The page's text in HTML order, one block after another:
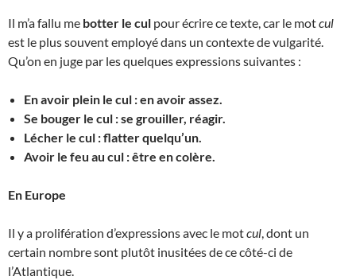
Il m’a fallu me botter le cul pour écrire ce texte, car le motcul
est le plus souvent employé dans un contexte de vulgarité.
Qu’on en juge par les quelques expressions suivantes :
En avoir plein le cul : en avoir assez.
Se bouger le cul : se grouiller, réagir.
Lécher le cul : flatter quelqu’un.
Avoir le feu au cul : être en colère.
En Europe
Il y a prolifération d’expressions avec le motcul, dont un
certain nombre sont plutôt inusitées de ce côté-ci de
l’Atlantique.